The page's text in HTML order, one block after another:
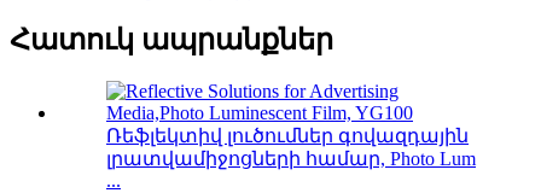
Հատուկ ապրանքներ
Ռեֆլեկտիվ լուծումներ գովազդային
լրատվամիջոցների համար, Photo Lum
...